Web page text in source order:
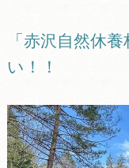
「赤沢自然休
い！！